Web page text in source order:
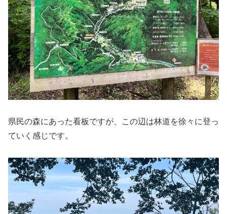
県民の森にあった看板ですが、この辺は林道を徐々に登っ
ていく感じです。